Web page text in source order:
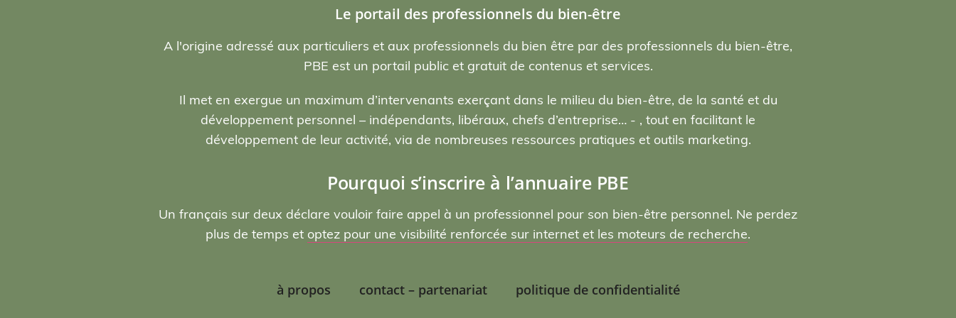
Le portail des professionnels du bien-être
A l'origine adressé aux particuliers et aux professionnels du bien être par des professionnels du bien-être,
PBE est un portail public et gratuit de contenus et services.
Il met en exergue un maximum d’intervenants exerçant dans le milieu du bien-être, de la santé et du
développement personnel – indépendants, libéraux, chefs d’entreprise… - , tout en facilitant le
développement de leur activité, via de nombreuses ressources pratiques et outils marketing.
Pourquoi s’inscrire à l’annuaire PBE
Un français sur deux déclare vouloir faire appel à un professionnel pour son bien-être personnel. Ne perdez
plus de temps et optez pour une visibilité renforcée sur internet et les moteurs de recherche.
à propos contact – partenariat politique de confidentialité